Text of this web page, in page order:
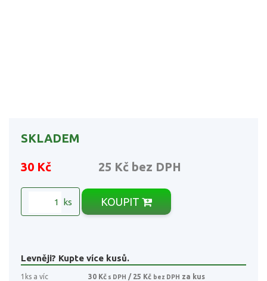
SKLADEM
30 Kč 25 Kč bez DPH
ks KOUPIT
Levněji? Kupte více kusů.
1ks a víc 30 Kč s DPH / 25 Kč bez DPH za kus